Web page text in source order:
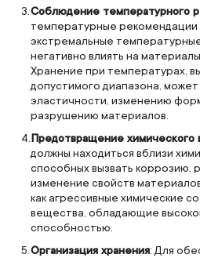
Соблюдение температурного
температурные рекомендации
экстремальные
негативно влиять на
Хранение при температурах,
допустимого диапазона,
эластичности, изменению
разрушению материалов.
Предотвращение химического
должны находиться вблизи
способных вызвать коррозию,
изменение свойств
как агрессивные химические
вещества, обладающие
способностью.
Организация хранения: Для